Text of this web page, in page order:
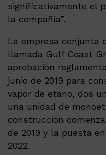
significativamente el
la compañía”.
La empresa conjunta
llamada Gulf Coast
aprobación
junio de 2019 para
vapor de etano, dos
una unidad de
construcción
de 2019 y la puesta
2022.